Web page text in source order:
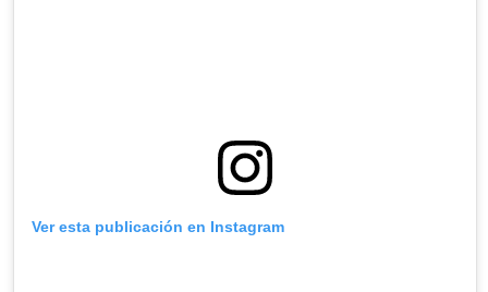
Ver esta publicación en Instagram